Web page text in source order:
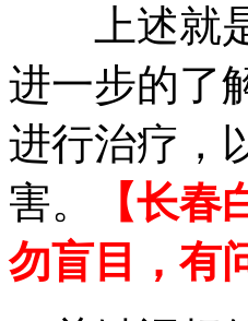
上述就是
进一步的了
进行治疗，
害。
【长
勿盲目，有